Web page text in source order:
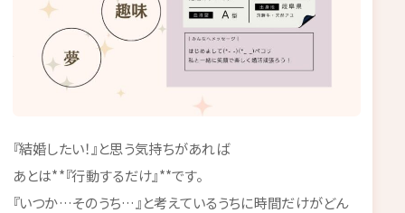
『結婚したい！』と思う気持ちがあれば
あとは**『行動するだけ』**です。
『いつか…そのうち…』と考えているうちに時間だけがどん